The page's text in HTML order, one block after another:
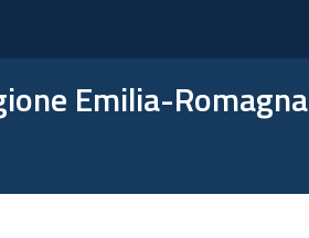
Emilia-Romagna